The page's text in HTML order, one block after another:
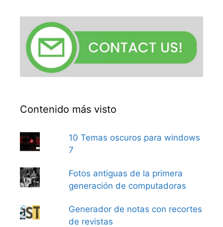
Contenido más visto
10 Temas oscuros para windows
7
Fotos antiguas de la primera
generación de computadoras
Generador de notas con recortes
de revistas